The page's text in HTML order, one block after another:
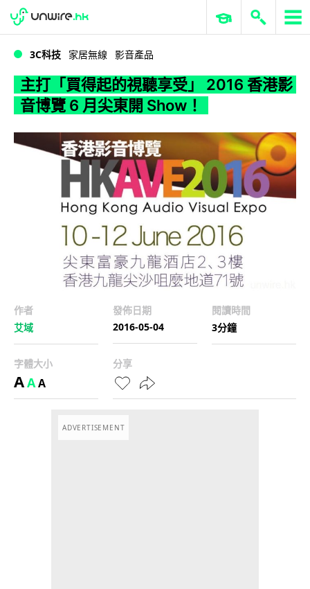
WWDC 2026 ERP 與商業 AI
3C科技 家居無線 影音產品
主打「買得起的視聽享受」 2016 香港影
音博覽 6 月尖東開 Show！
作者
艾域
發佈日期
2016-05-04
閱讀時間
3分鐘
字體大小
AAA
分享
ADVERTISEMENT